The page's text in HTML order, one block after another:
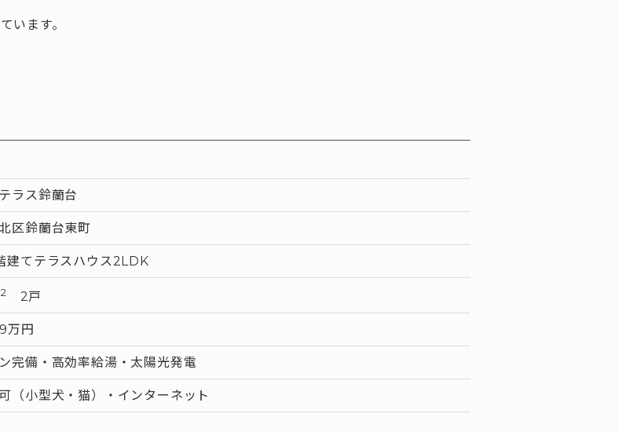
います。
ラス鈴蘭台
区鈴蘭台東町
建てテラスハウス2LDK
2 2戸
万円
完備・高効率給湯・太陽光発電
（小型犬・猫）・インターネット